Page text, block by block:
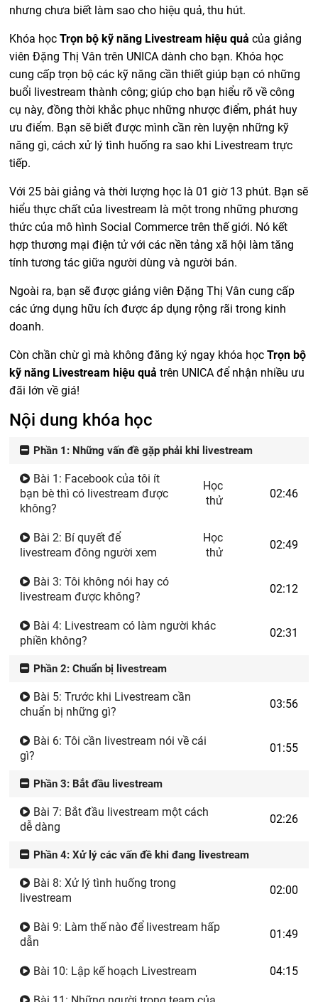
nhưng chưa biết làm sao cho hiệu quả, thu hút.
Khóa họcTrọn bộ kỹ năng Livestream hiệu quả của giảng
viên Đặng Thị Vân trên UNICA dành cho bạn. Khóa học
cung cấp trọn bộ các kỹ năng cần thiết giúp bạn có những
buổi livestream thành công; giúp cho bạn hiểu rõ về công
cụ này, đồng thời khắc phục những nhược điểm, phát huy
ưu điểm. Bạn sẽ biết được mình cần rèn luyện những kỹ
năng gì, cách xử lý tình huống ra sao khi Livestream trực
tiếp.
Với 25 bài giảng và thời lượng học là 01 giờ 13 phút. Bạn sẽ
hiểu thực chất của livestream là một trong những phương
thức của mô hình Social Commerce trên thế giới. Nó kết
hợp thương mại điện tử với các nền tảng xã hội làm tăng
tính tương tác giữa người dùng và người bán.
Ngoài ra, bạn sẽ được giảng viên Đặng Thị Vân cung cấp
các ứng dụng hữu ích được áp dụng rộng rãi trong kinh
doanh.
Còn chần chừ gì mà không đăng ký ngay khóa họcTrọn bộ
kỹ năng Livestream hiệu quả trên UNICA để nhận nhiều ưu
đãi lớn về giá!
Nội dung khóa học
Phần 1: Những vấn đề gặp phải khi livestream
Bài 1: Facebook của tôi ít
bạn bè thì có livestream được
không?
Học
thử
02:46
Bài 2: Bí quyết để
livestream đông người xem
Học
thử
02:49
Bài 3: Tôi không nói hay có
livestream được không?
02:12
Bài 4: Livestream có làm người khác
phiền không?
02:31
Phần 2: Chuẩn bị livestream
Bài 5: Trước khi Livestream cần
chuẩn bị những gì?
03:56
Bài 6: Tôi cần livestream nói về cái
gì?
01:55
Phần 3: Bắt đầu livestream
Bài 7: Bắt đầu livestream một cách
dễ dàng
02:26
Phần 4: Xử lý các vấn đề khi đang livestream
Bài 8: Xử lý tình huống trong
livestream
02:00
Bài 9: Làm thế nào để livestream hấp
dẫn
01:49
Bài 10: Lập kế hoạch Livestream 04:15